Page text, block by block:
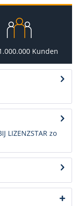
Kunden
LIZENZSTAR zo